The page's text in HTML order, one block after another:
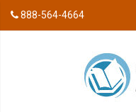
888-564-4664